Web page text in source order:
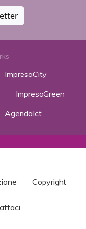
ImpresaCity
ImpresaGreen
AgendaIct
Copyright